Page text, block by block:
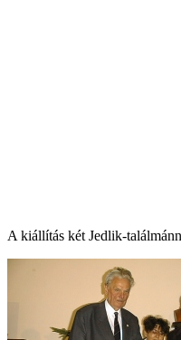
A kiállítás két Jedlik-